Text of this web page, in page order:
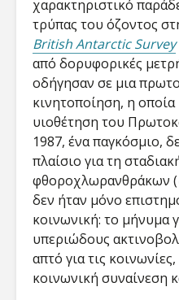
χαρακτηριστικό
τρύπας του όζοντος
British Antarctic Survey
από δορυφορικές
οδήγησαν σε μια
κινητοποίηση, η
υιοθέτηση του
1987, ένα παγκόσμιο,
πλαίσιο για τη
φθοροχλωρανθράκων (
δεν ήταν μόνο
κοινωνική: το μήνυμα
υπεριώδους
απτό για τις
κοινωνική συναίνεση